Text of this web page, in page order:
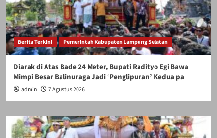
Berita Terkini Pemerintah Kabupaten Lampung Selatan
Diarak di Atas Bade 24 Meter, Bupati Radityo Egi Bawa
Mimpi Besar Balinuraga Jadi ‘Penglipuran’ Kedua pa
admin 7 Agustus 2026